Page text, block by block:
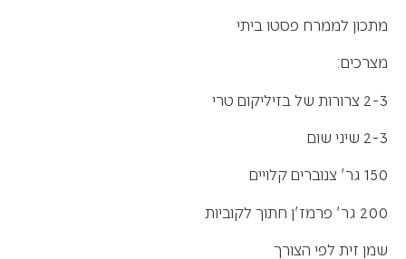
מתכון לממרח פסטו ביתי
מצרכים:
2-3 צרורות של בזיליקום טרי
2-3 שיני שום
150 גר' צנוברים קלויים
200 גר' פרמז'ן חתוך לקוביות
שמן זית לפי הצורך